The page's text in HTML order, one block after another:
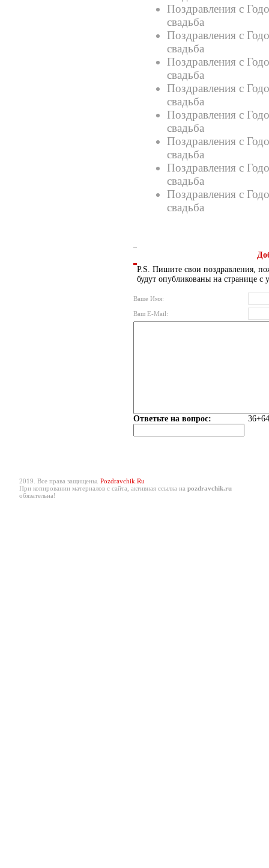
Поздравления с
свадьба
Поздравления с
свадьба
Поздравления с
свадьба
Поздравления с
свадьба
Поздравления с
свадьба
Поздравления с
свадьба
Поздравления с
свадьба
Поздравления с
свадьба
P.S. Пишите свои поздравления,
будут опубликованы на странице с
Ваше Имя:
Ваш E-Mail:
Ответьте на вопрос:
2019. Все права защищены. Pozdravchik.Ru
При копировании материалов с сайта, активная ссылка на pozdravchik.ru
обязательна!